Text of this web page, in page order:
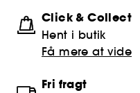
Click & Collect
Hent i butik
Få mere at vide
Fri fragt